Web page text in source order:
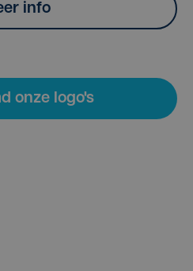
info
onze logo's